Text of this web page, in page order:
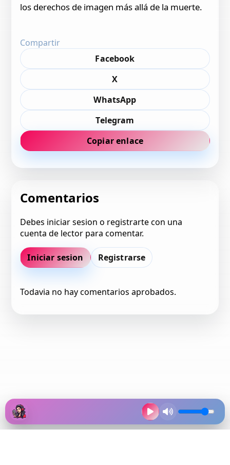
los derechos de imagen más allá de la muerte.
Compartir
Facebook
X
WhatsApp
Telegram
Copiar enlace
Comentarios
Debes iniciar sesion o registrarte con una
cuenta de lector para comentar.
Iniciar sesion Registrarse
Todavia no hay comentarios aprobados.